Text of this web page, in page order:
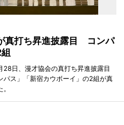
真打ち昇進披露目 コンパ
28日、漫才協会の真打ち昇進披露目
パス」「新宿カウボーイ」の2組が真